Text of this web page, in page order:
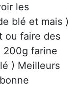
les
blé et mais )
ou faire des
200g farine
) Meilleurs